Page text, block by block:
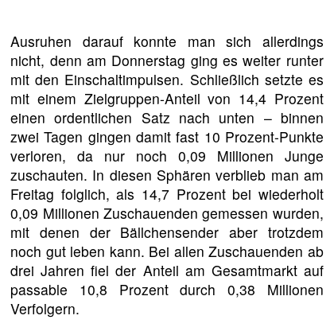
Ausruhen darauf konnte man sich allerdings
nicht, denn am Donnerstag ging es weiter runter
mit den Einschaltimpulsen. Schließlich setzte es
mit einem Zielgruppen-Anteil von 14,4 Prozent
einen ordentlichen Satz nach unten – binnen
zwei Tagen gingen damit fast 10 Prozent-Punkte
verloren, da nur noch 0,09 Millionen Junge
zuschauten. In diesen Sphären verblieb man am
Freitag folglich, als 14,7 Prozent bei wiederholt
0,09 Millionen Zuschauenden gemessen wurden,
mit denen der Bällchensender aber trotzdem
noch gut leben kann. Bei allen Zuschauenden ab
drei Jahren fiel der Anteil am Gesamtmarkt auf
passable 10,8 Prozent durch 0,38 Millionen
Verfolgern.